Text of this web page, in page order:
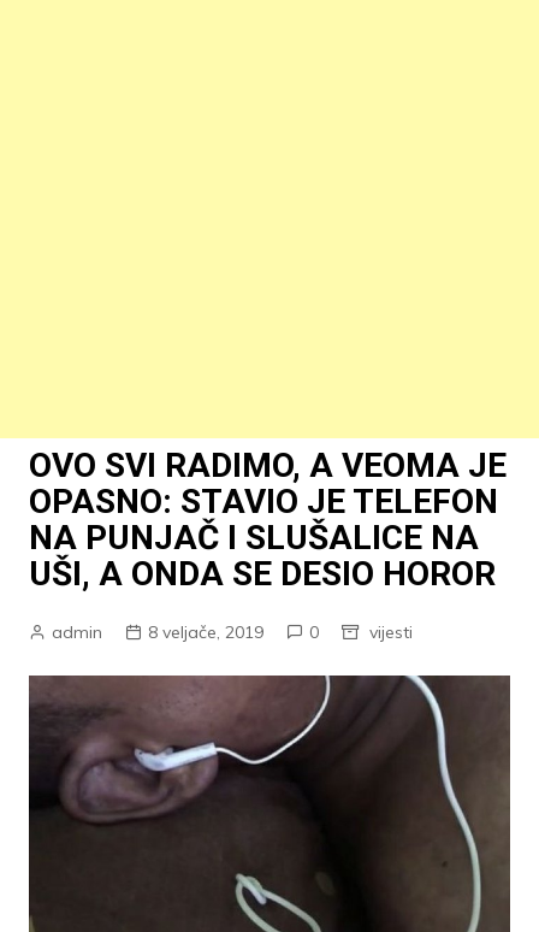
OVO SVI RADIMO, A VEOMA JE
OPASNO: STAVIO JE TELEFON
NA PUNJAČ I SLUŠALICE NA
UŠI, A ONDA SE DESIO HOROR
admin 8 veljače, 2019 0 vijesti